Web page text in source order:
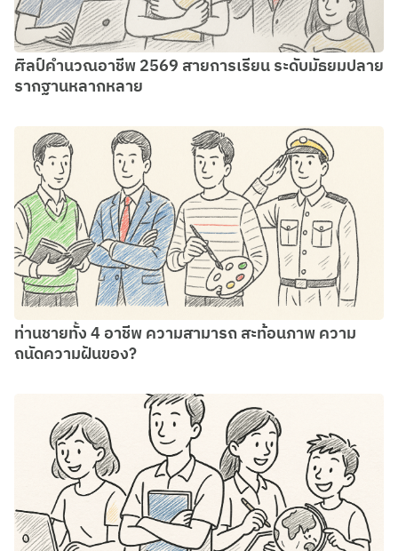
ศิลป์คํานวณอาชีพ 2569 สายการเรียน ระดับมัธยมปลาย
รากฐานหลากหลาย
ท่านชายทั้ง 4 อาชีพ ความสามารถ สะท้อนภาพ ความ
ถนัดความฝันของ?